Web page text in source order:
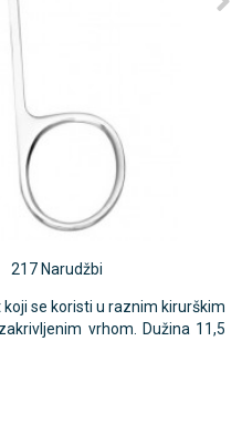
217 Narudžbi
se koristi u raznim kirurškim
vrhom. Dužina 11,5